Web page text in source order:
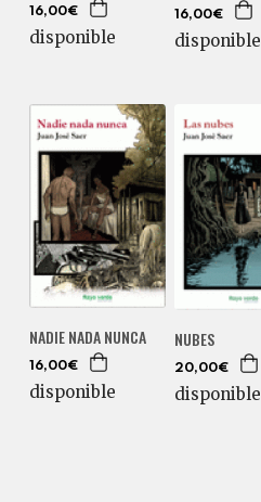
16,00€
disponible
16,00€
disponible
NADIE NADA NUNCA
16,00€
disponible
NUBES
20,00€
disponible